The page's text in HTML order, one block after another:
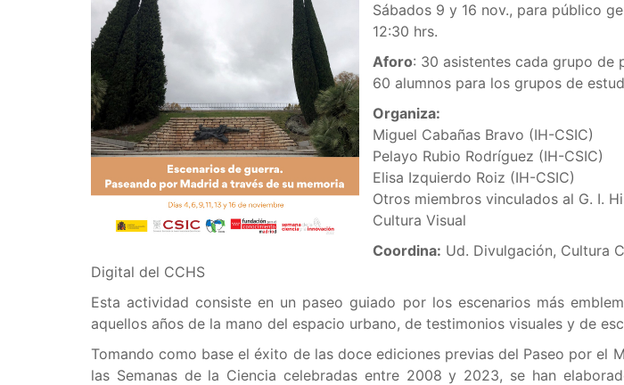
Sábados 9 y 16 nov., para público
12:30 hrs.
Aforo: 30 asistentes cada grupo de
60 alumnos para los grupos de
Organiza:
Miguel Cabañas Bravo (IH-CSIC)
Pelayo Rubio Rodríguez (IH-CSIC)
Elisa Izquierdo Roiz (IH-CSIC)
Otros miembros vinculados al G. I.
Cultura Visual
Coordina: Ud. Divulgación, Cultura
Digital del CCHS
Esta actividad consiste en un paseo guiado por los escenarios más
aquellos años de la mano del espacio urbano, de testimonios visuales y de
Tomando como base el éxito de las doce ediciones previas del Paseo por el
las Semanas de la Ciencia celebradas entre 2008 y 2023, se han